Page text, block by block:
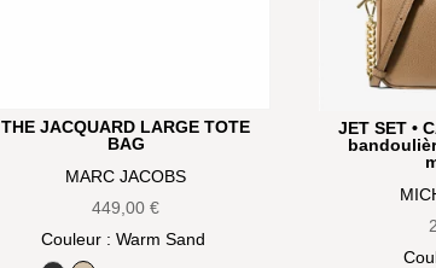
THE JACQUARD LARGE TOTE
BAG
MARC JACOBS
449,00€
Couleur: Warm Sand
JET SET •